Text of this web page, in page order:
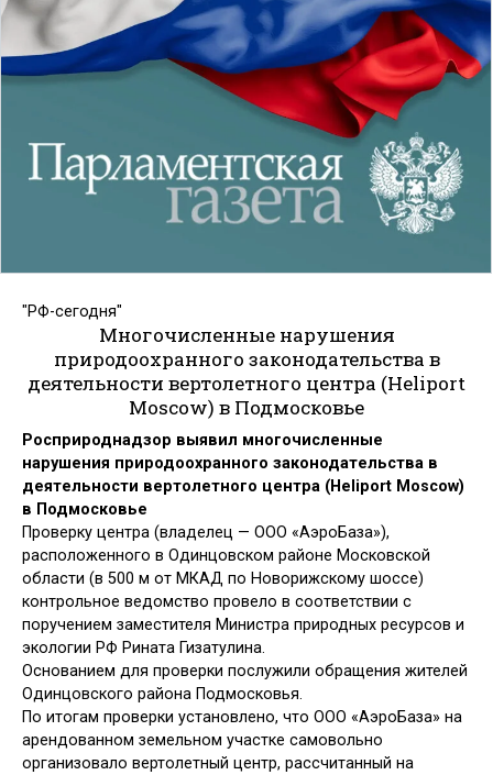
"РФ-сегодня"
Многочисленные нарушения
природоохранного законодательства в
деятельности вертолетного центра (Heliport
Moscow) в Подмосковье
Росприроднадзор выявил многочисленные
нарушения природоохранного законодательства в
деятельности вертолетного центра (Heliport Moscow)
в Подмосковье
Проверку центра (владелец — ООО «АэроБаза»),
расположенного в Одинцовском районе Московской
области (в 500 м от МКАД по Новорижскому шоссе)
контрольное ведомство провело в соответствии с
поручением заместителя Министра природных ресурсов и
экологии РФ Рината Гизатулина.
Основанием для проверки послужили обращения жителей
Одинцовского района Подмосковья.
По итогам проверки установлено, что ООО «АэроБаза» на
арендованном земельном участке самовольно
организовало вертолетный центр, рассчитанный на